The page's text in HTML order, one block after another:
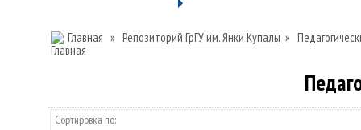
Главная » Репозиторий ГрГУ им. Янки Купалы »
Сортировка по: